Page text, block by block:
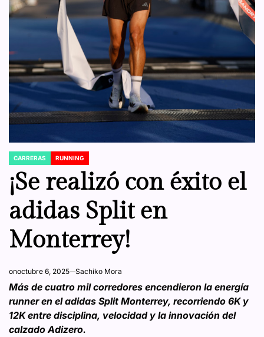
POSTED
CARRERAS RUNNING
¡Se realizó con éxito el
adidas Split en
Monterrey!
onoctubre 6, 2025 Sachiko Mora
Más de cuatro mil corredores encendieron la energía
runner en el adidas Split Monterrey, recorriendo 6K y
12K entre disciplina, velocidad y la innovación del
calzado Adizero.